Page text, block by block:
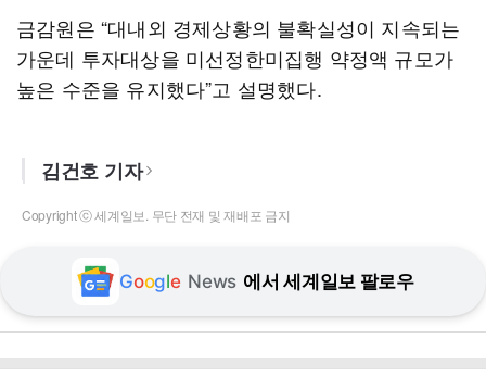
금감원은 “대내외 경제상황의 불확실성이 지속되는
가운데 투자대상을 미선정한미집행 약정액 규모가
높은 수준을 유지했다”고 설명했다.
김건호 기자
Copyright ⓒ 세계일보. 무단 전재 및 재배포 금지
Google News 에서 세계일보 팔로우